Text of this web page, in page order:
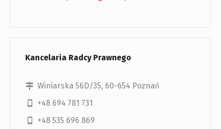
Kancelaria Radcy Prawnego
Winiarska 56D/35, 60-654 Poznań
+48 694 781 731
+48 535 696 869